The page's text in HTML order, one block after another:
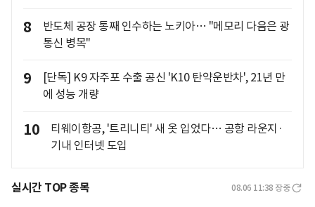
8
반도체 공장 통째 인수하는 노키아… "메모리 다음은 광
통신 병목"
9
[단독] K9 자주포 수출 공신 'K10 탄약운반차', 21년 만
에 성능 개량
10
티웨이항공, '트리니티' 새 옷 입었다… 공항 라운지·
기내 인터넷 도입
실시간 TOP 종목 08.06 11:38 장중